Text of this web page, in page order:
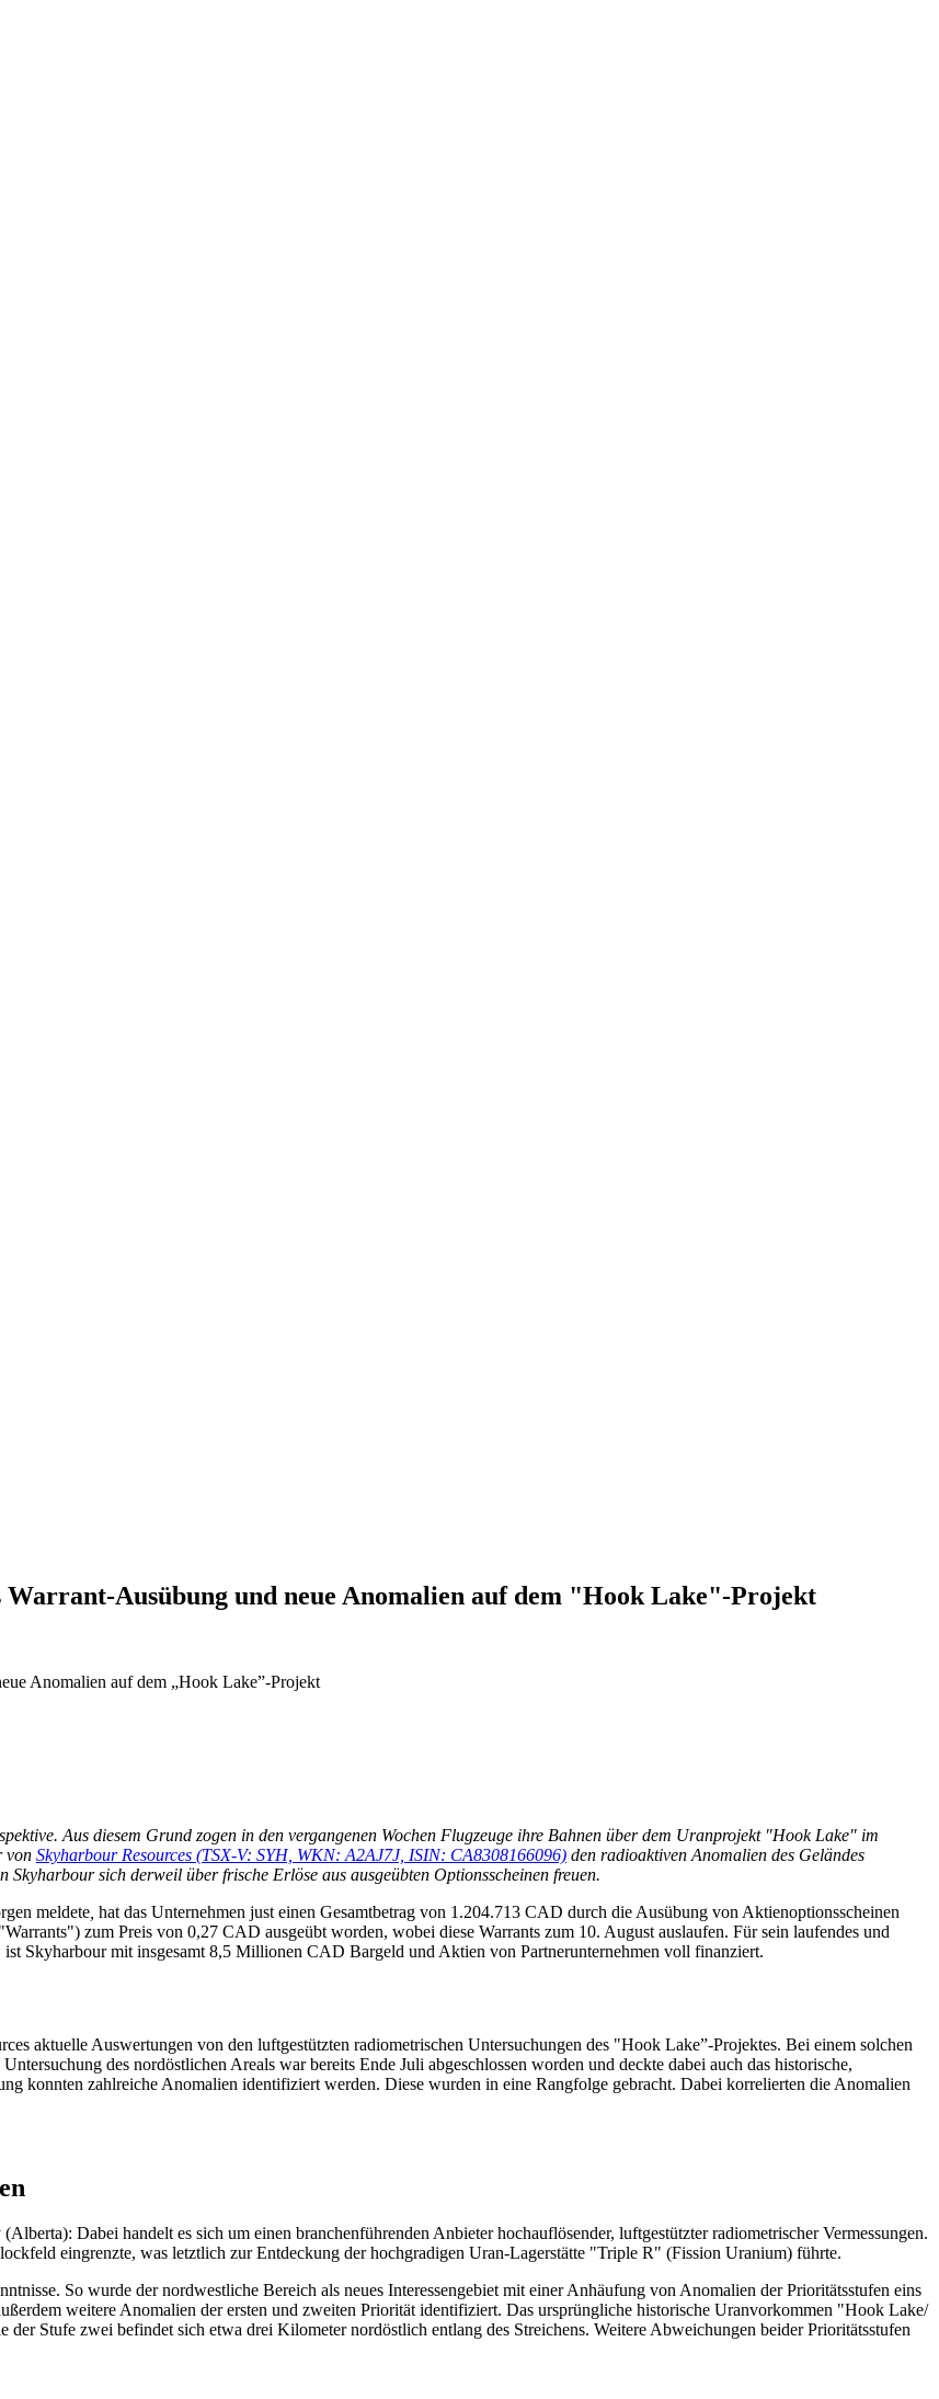
Ausübung und neue Anomalien auf dem "Hook Lake"-Projekt
Aus diesem Grund zogen in den vergangenen Wochen Flugzeuge ihre Bahnen über dem Uranprojekt "Hook Lake" im
von Skyharbour Resources (TSX-V: SYH, WKN: A2AJ7J, ISIN: CA8308166096) den radioaktiven Anomalien des Geländes
sich derweil über frische Erlöse aus ausgeübten Optionsscheinen freuen.
meldete hat das Unternehmen just einen Gesamtbetrag von 1.204.713 CAD durch die Ausübung von Aktienoptionsscheinen
zum Preis von 0,27 CAD ausgeübt worden, wobei diese Warrants zum 10. August auslaufen. Für sein laufendes und
Skyharbour mit insgesamt 8,5 Millionen CAD Bargeld und Aktien von Partnerunternehmen voll finanziert.
aktuelle Auswertungen von den luftgestützten radiometrischen Untersuchungen des "Hook Lake”-Projektes. Bei einem solchen
des nordöstlichen Areals war bereits Ende Juli abgeschlossen worden und deckte dabei auch das historische,
konnten zahlreiche Anomalien identifiziert werden. Diese wurden in eine Rangfolge gebracht. Dabei korrelierten die Anomalien
Dabei handelt es sich um einen branchenführenden Anbieter hochauflösender, luftgestützter radiometrischer Vermessungen.
eingrenzte, was letztlich zur Entdeckung der hochgradigen Uran-Lagerstätte "Triple R" (Fission Uranium) führte.
So wurde der nordwestliche Bereich als neues Interessengebiet mit einer Anhäufung von Anomalien der Prioritätsstufen eins
weitere Anomalien der ersten und zweiten Priorität identifiziert. Das ursprüngliche historische Uranvorkommen "Hook Lake/
Stufe zwei befindet sich etwa drei Kilometer nordöstlich entlang des Streichens. Weitere Abweichungen beider Prioritätsstufen